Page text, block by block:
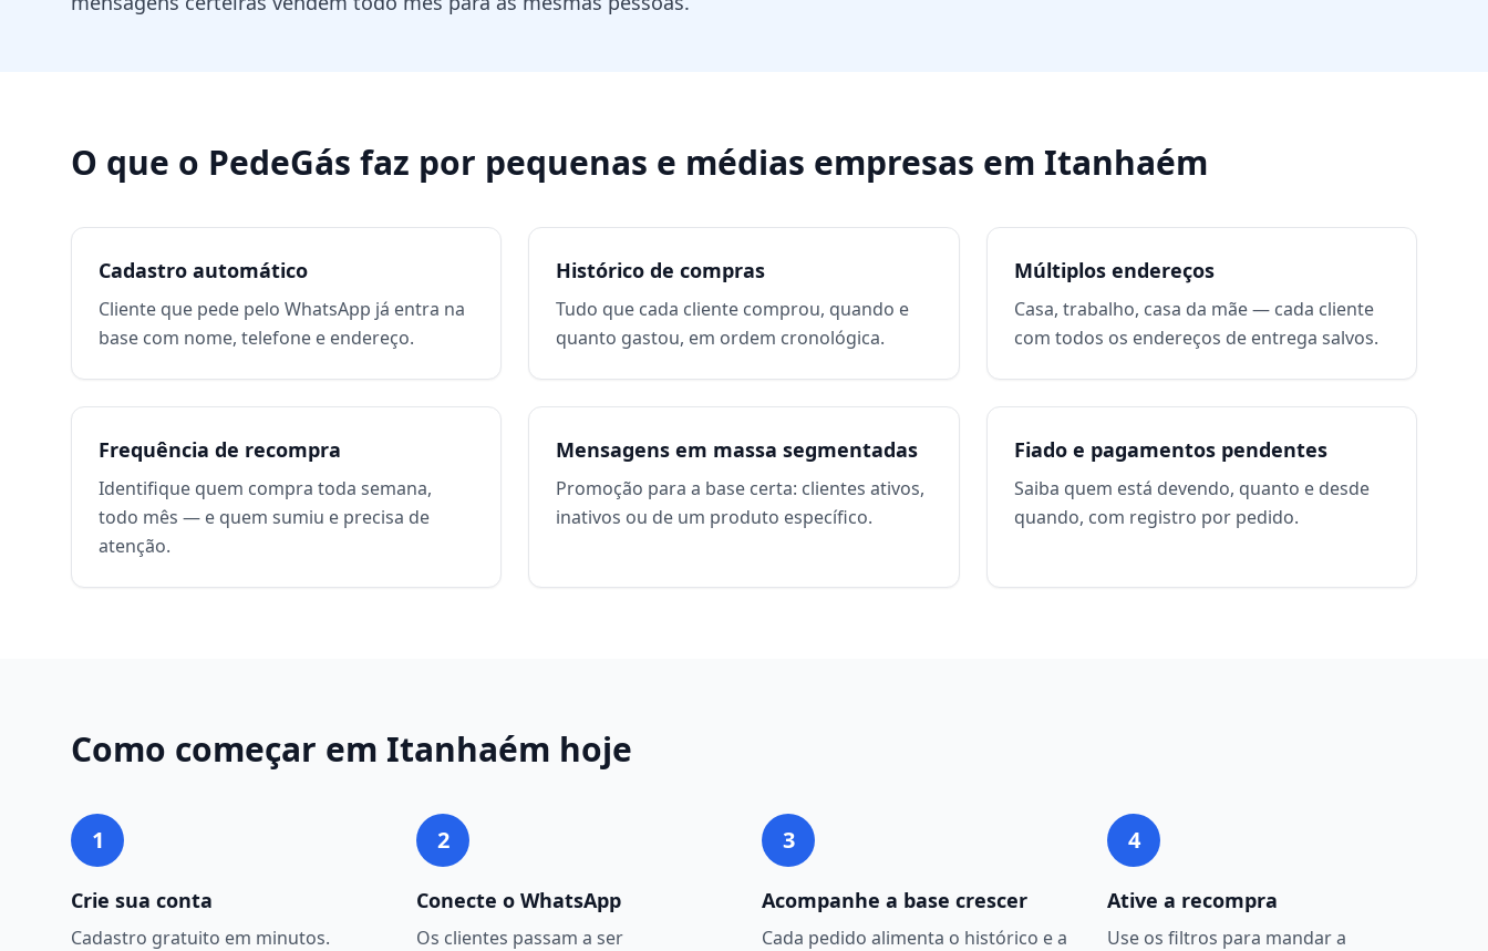
O que o PedeGás faz por pequenas e médias empresas em Itanhaém
Cadastro automático
Cliente que pede pelo WhatsApp já entra na
base com nome, telefone e endereço.
Histórico de compras
Tudo que cada cliente comprou, quando e
quanto gastou, em ordem cronológica.
Múltiplos endereços
Casa, trabalho, casa da mãe — cada cliente
com todos os endereços de entrega salvos.
Frequência de recompra
Identifique quem compra toda semana,
todo mês — e quem sumiu e precisa de
atenção.
Mensagens em massa segmentadas
Promoção para a base certa: clientes ativos,
inativos ou de um produto específico.
Fiado e pagamentos pendentes
Saiba quem está devendo, quanto e desde
quando, com registro por pedido.
Como começar em Itanhaém hoje
1
Crie sua conta
Cadastro gratuito em minutos.
2
Conecte o WhatsApp
Os clientes passam a ser
3
Acompanhe a base crescer
Cada pedido alimenta o histórico e a
4
Ative a recompra
Use os filtros para mandar a